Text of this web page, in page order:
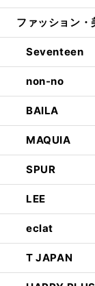
ファッション・
Seventeen
non-no
BAILA
MAQUIA
SPUR
LEE
eclat
T JAPAN